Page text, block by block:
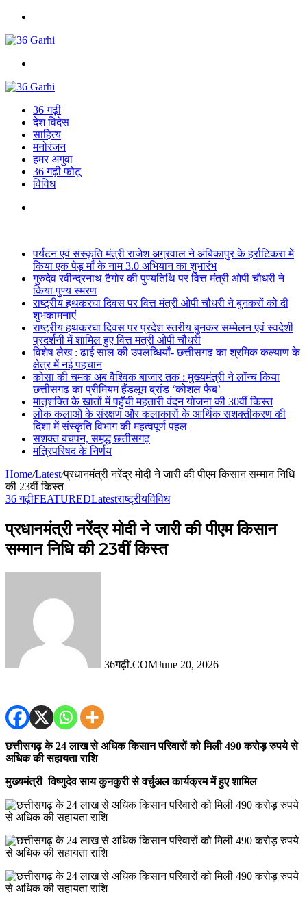
36 गढ़ी
देश विदेस
साहित्य
मनोरंजन
हमर अगुवा
36 गढ़ी फोटू
विविध
पर्यटन एवं संस्कृति मंत्री राजेश अग्रवाल ने अंबिकापुर के हर्राटिकरा में
किया एक पेड़ माँ के नाम 3.0 अभियान का शुभारंभ
गुरुदेव रवीन्द्रनाथ टैगोर की पुण्यतिथि पर वित्त मंत्री ओपी चौधरी ने
किया पुण्य स्मरण
राष्ट्रीय हथकरघा दिवस पर वित्त मंत्री ओपी चौधरी ने बुनकरों को दी
शुभकामनाएं
राष्ट्रीय हथकरघा दिवस पर प्रदेश स्तरीय बुनकर सम्मेलन एवं स्वदेशी
प्रदर्शनी में शामिल हुए वित्त मंत्री ओपी चौधरी
विशेष लेख : ढाई साल की उपलब्धियाँ- छत्तीसगढ़ का श्रमिक कल्याण के
क्षेत्र में नई पहचान
कोसा की चमक अब वैश्विक बाजार तक : मुख्यमंत्री ने लॉन्च किया
छत्तीसगढ़ का प्रीमियम हैंडलूम ब्रांड ‘कोशल फैब’
मातृशक्ति के खातों में पहुँची महतारी वंदन योजना की 30वीं किस्त
लोक कलाओं के संरक्षण और कलाकारों के आर्थिक सशक्तीकरण की
दिशा में संस्कृति विभाग की महत्वपूर्ण पहल
सशक्त बचपन, समृद्ध छत्तीसगढ़
मंत्रिपरिषद के निर्णय
Home/Latest/प्रधानमंत्री नरेंद्र मोदी ने जारी की पीएम किसान सम्मान निधि
की 23वीं किस्त
36 गढ़ीFEATUREDLatestराष्ट्रीयविविध
प्रधानमंत्री नरेंद्र मोदी ने जारी की पीएम किसान
सम्मान निधि की 23वीं किस्त
36गढ़ी.COMJune 20, 2026
छत्तीसगढ़ के 24 लाख से अधिक किसान परिवारों को मिली 490 करोड़ रुपये से
अधिक की सहायता राशि
मुख्यमंत्री विष्णुदेव साय कुनकुरी से वर्चुअल कार्यक्रम में हुए शामिल